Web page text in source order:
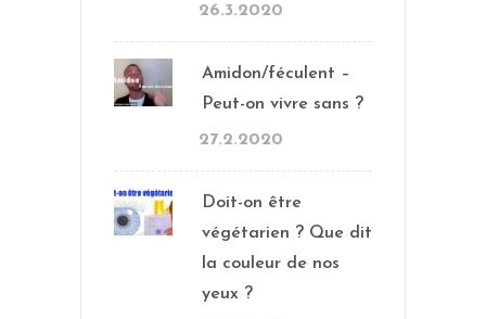
26.3.2020
Amidon/féculent –
Peut-on vivre sans ?
27.2.2020
Doit-on être
végétarien ? Que dit
la couleur de nos
yeux ?